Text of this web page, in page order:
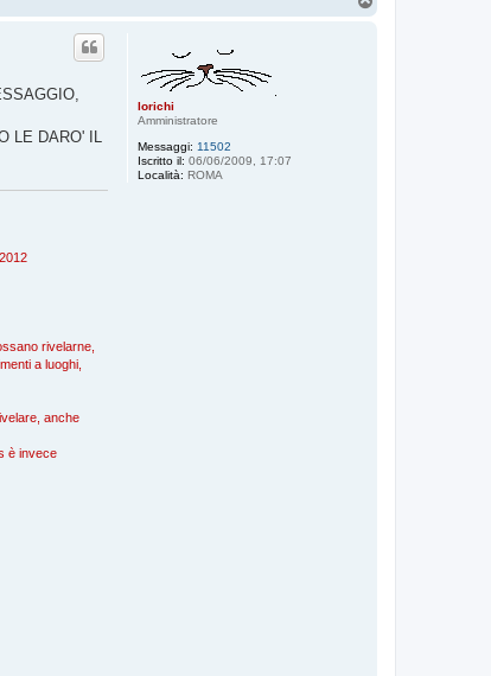
lorichi
Amministratore
Messaggi: 11502
Iscritto il: 06/06/2009, 17:07
Località: ROMA
LE DARO' IL
rivelarne,
a luoghi,
anche
è invece